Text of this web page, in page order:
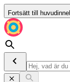
Fortsätt till